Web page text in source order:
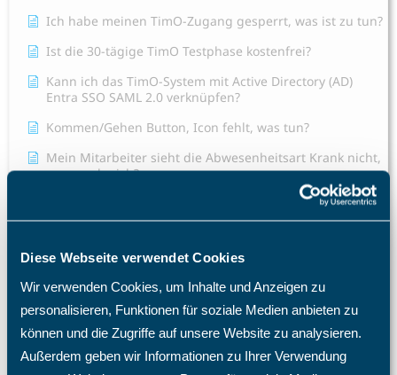
Diese Webseite verwendet Cookies
Wir verwenden Cookies, um Inhalte und Anzeigen zu
personalisieren, Funktionen für soziale Medien anbieten zu
können und die Zugriffe auf unsere Website zu analysieren.
Außerdem geben wir Informationen zu Ihrer Verwendung
Ich habe meinen TimO-Zugang gesperrt, was ist zu tun?
Ist die 30-tägige TimO Testphase kostenfrei?
Kann ich das TimO-System mit Active Directory (AD)
Entra SSO SAML 2.0 verknüpfen?
Kommen/Gehen Button, Icon fehlt, was tun?
Mein Mitarbeiter sieht die Abwesenheitsart Krank nicht,
was mache ich?
Projektzeiterfassung nicht möglich.
Mitarbeiter E-Mail Benachrichtigung Konfiguration
Projekt Stundennachweis
Schulweg als Arbeitszeit
Tagesübergreifende Zeitbuchungen